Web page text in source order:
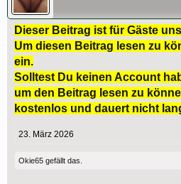
Dieser Beitrag ist für Gäste
Um diesen Beitrag lesen zu
ein.
Solltest Du keinen Account
um den Beitrag lesen zu
kostenlos und dauert nicht
23. März 2026
Okie65 gefällt das.